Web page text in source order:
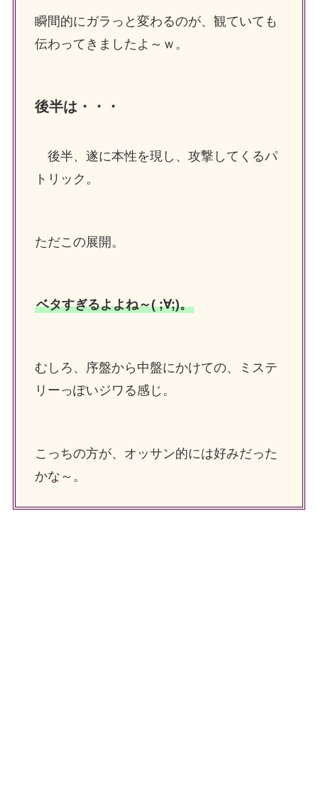
瞬間的にガラっと変わるのが、観ていても
伝わってきましたよ～ｗ。
後半は・・・
後半、遂に本性を現し、攻撃してくるパ
トリック。
ただこの展開。
ベタすぎるよよね～( ;∀;)。
むしろ、序盤から中盤にかけての、ミステ
リーっぽいジワる感じ。
こっちの方が、オッサン的には好みだった
かな～。